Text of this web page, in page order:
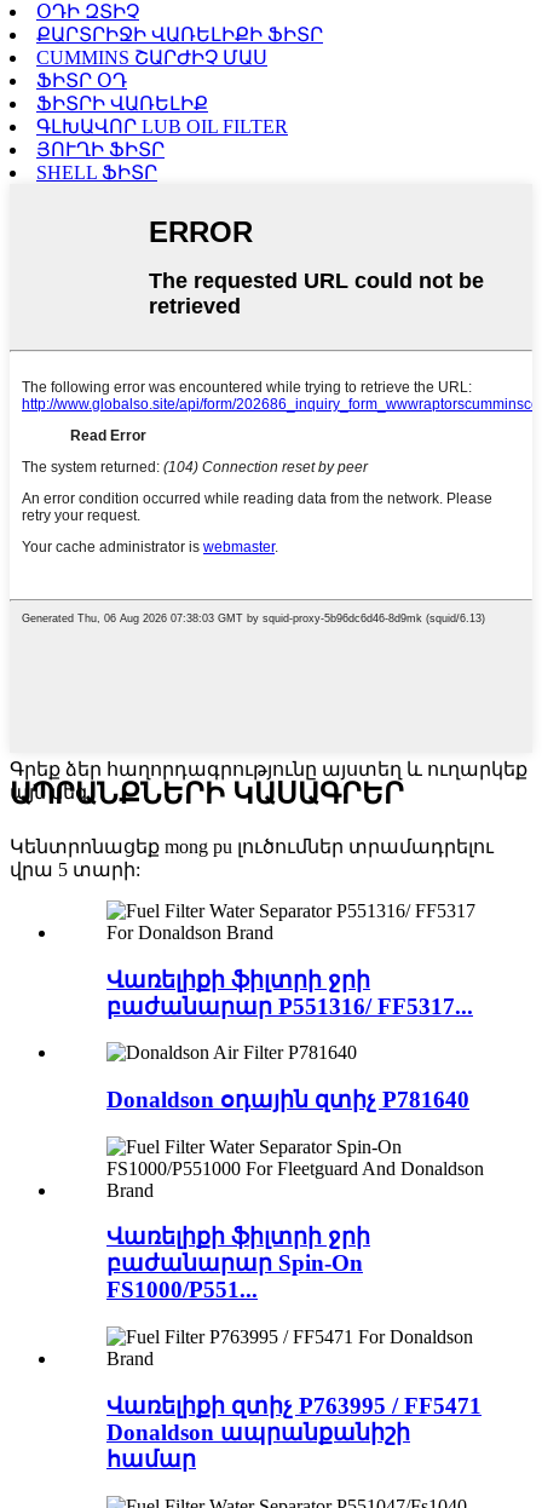
ՕԴԻ ԶՏԻՉ
ՔԱՐՏՐԻՋԻ ՎԱՌԵԼԻՔԻ ՖԻՏՐ
CUMMINS ՇԱՐԺԻՉ ՄԱՍ
ՖԻՏՐ ՕԴ
ՖԻՏՐԻ ՎԱՌԵԼԻՔ
ԳԼԽԱՎՈՐ LUB OIL FILTER
ՅՈՒՂԻ ՖԻՏՐ
SHELL ՖԻՏՐ
Գրեք ձեր հաղորդագրությունը այստեղ և ուղարկեք
այն մեզ
ԱՊՐԱՆՔՆԵՐԻ ԿԱՍԱԳՐԵՐ
Կենտրոնացեք mong pu լուծումներ տրամադրելու
վրա 5 տարի:
Վառելիքի ֆիլտրի ջրի
բաժանարար P551316/ FF5317...
Donaldson օդային զտիչ P781640
Վառելիքի ֆիլտրի ջրի
բաժանարար Spin-On
FS1000/P551...
Վառելիքի զտիչ P763995 / FF5471
Donaldson ապրանքանիշի
համար